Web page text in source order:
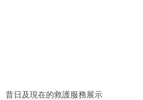
昔日及現在的救護服務展示